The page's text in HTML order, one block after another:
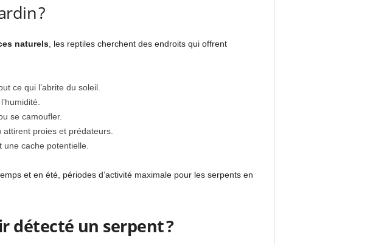
?
naturels, les reptiles cherchent des endroits qui offrent
ce qui l’abrite du soleil.
se camoufler.
attirent proies et prédateurs.
cache potentielle.
et en été, périodes d’activité maximale pour les serpents en
détecté un serpent ?